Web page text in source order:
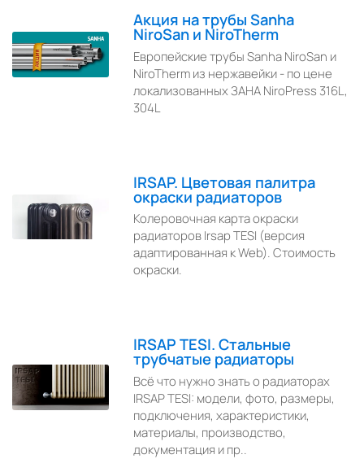
Акция на трубы Sanha
NiroSan и NiroTherm
Европейские трубы Sanha NiroSan и
NiroTherm из нержавейки - по цене
локализованных ЗАНА NiroPress 316L,
304L
IRSAP. Цветовая палитра
окраски радиаторов
Колеровочная карта окраски
радиаторов Irsap TESI (версия
адаптированная к Web). Стоимость
окраски.
IRSAP TESI. Стальные
трубчатые радиаторы
Всё что нужно знать о радиаторах
IRSAP TESI: модели, фото, размеры,
подключения, характеристики,
материалы, производство,
документация и пр..